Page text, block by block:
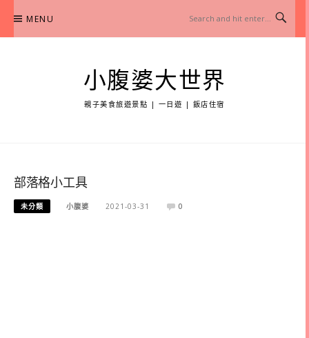
content
MENU
小腹婆大世界
親子美食旅遊景點 | 一日遊 | 飯店住宿
部落格小工具
未分類 小腹婆 2021-03-31 0